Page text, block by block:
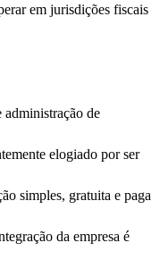
em jurisdições fiscais
administração de
elogiado por ser
simples, gratuita e paga
da empresa é